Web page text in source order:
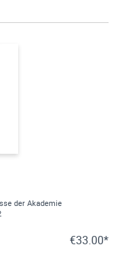
der Akademie
€33.00*